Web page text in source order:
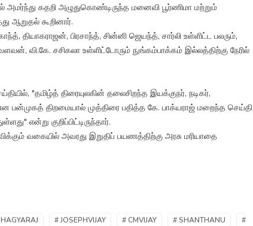
கதறி அழுதுகொண்டிருந்த மனைவி பூர்ணிமா மற்றும்
ஆறுதல் கூறினார்.
தியாகராஜன், பிரசாந்த், சின்னி ஜெயந்த், சார்லி உள்ளிட்ட பலரும்,
வி.கே. சசிகலா உள்ளிட்டோரும் நுங்கம்பாக்கம் இல்லத்திற்கு நேரில்
"தமிழ்த் திரையுலகின் தலைசிறந்த இயக்குநர், நடிகர்,
திறமையால் முத்திரை பதித்த கே. பாக்யராஜ் மறைந்த செய்தி
என்று குறிப்பிட்டிருந்தார்.
வகையில் அவரது இறுதிப் பயணத்திற்கு அரசு மரியாதை
# JOSEPHVIJAY # CMVIJAY # SHANTHANU
#